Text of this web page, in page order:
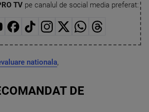
TVpe canalul de social media preferat:
nationala,
DE